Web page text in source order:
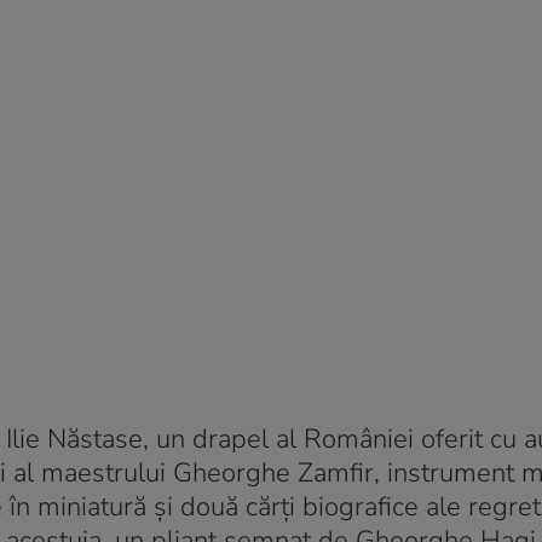
Năstase, un drapel al României oferit cu
al maestrului Gheorghe Zamfir, instrument
miniatură și două cărți biografice ale